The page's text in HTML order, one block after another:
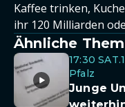
Kaffee trinken,
ihr 120 Milliarden
Ähnliche
17:30
Pfalz
Junge